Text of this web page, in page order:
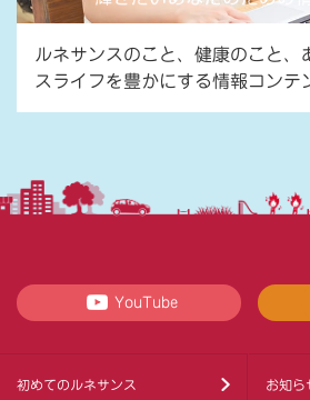
ルネサンスのこと、健康のこと、
スライフを豊かにする情報コンテ
YouTube
初めてのルネサンス お知ら